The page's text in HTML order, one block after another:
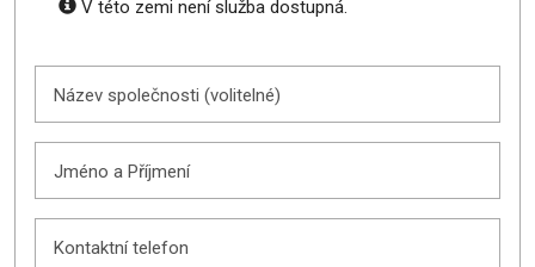
V této zemi není služba dostupná.
Název společnosti (volitelné)
Jméno a Příjmení
Kontaktní telefon